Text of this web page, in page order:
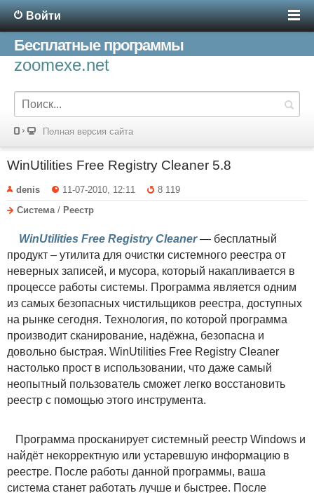
Войти
Бесплатные программы
zoomexe.net
Полная версия сайта
WinUtilities Free Registry Cleaner 5.8
denis 11-07-2010, 12:11
8 119
Система / Реестр
WinUtilities Free Registry Cleaner— бесплатный
продукт – утилита для очистки системного реестра от
неверных записей, и мусора, который накапливается в
процессе работы системы. Программа является одним
из самых безопасных чистильщиков реестра, доступных
на рынке сегодня. Технология, по которой программа
производит сканирование, надёжна, безопасна и
довольно быстрая. WinUtilities Free Registry Cleaner
настолько прост в использовании, что даже самый
неопытный пользователь сможет легко восстановить
реестр с помощью этого инструмента.
Программа просканирует системный реестр Windows и
найдёт некорректную или устаревшую информацию в
реестре. После работы данной программы, ваша
система станет работать лучше и быстрее. После